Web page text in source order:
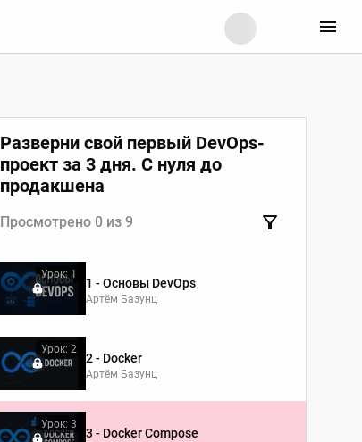
Разверни свой первый DevOps-
проект за 3 дня. С нуля до
продакшена
Просмотрено 0 из 9
Урок: 1
1 - Основы DevOps
Артём Базунц
Урок: 2
2 - Docker
Артём Базунц
Урок: 3
3 - Docker Compose